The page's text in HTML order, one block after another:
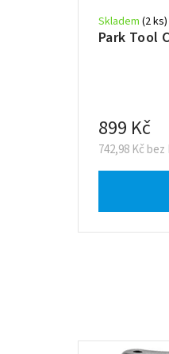
Park Tool
Skladem (2 ks)
742,98 Kč bez
899 Kč